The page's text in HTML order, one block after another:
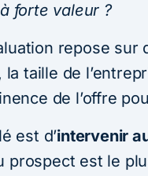
forte valeur ?
repose sur
la taille de
de l’offre
est d’intervenir
prospect est le